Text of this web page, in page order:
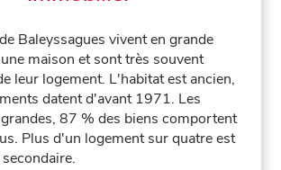
Baleyssagues vivent en grande
maison et sont très souvent
leur logement. L'habitat est ancien,
datent d'avant 1971. Les
87 % des biens comportent
Plus d'un logement sur quatre est